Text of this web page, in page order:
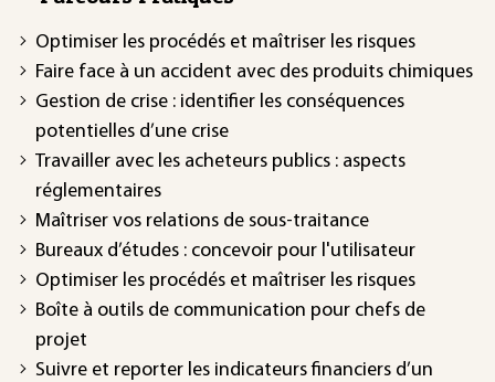
Optimiser les procédés et maîtriser les risques
Faire face à un accident avec des produits chimiques
Gestion de crise : identifier les conséquences
potentielles d’une crise
Travailler avec les acheteurs publics : aspects
réglementaires
Maîtriser vos relations de sous-traitance
Bureaux d’études : concevoir pour l'utilisateur
Optimiser les procédés et maîtriser les risques
Boîte à outils de communication pour chefs de
projet
Suivre et reporter les indicateurs financiers d’un